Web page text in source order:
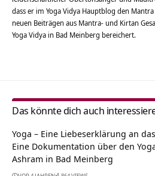
dass er im Yoga Vidya Hauptblog den
neuen Beiträgen aus Mantra- und Kirtan
Yoga Vidya in Bad Meinberg bereichert.
Das könnte dich auch
Yoga – Eine Liebeserklärung an
Eine Dokumentation über den
Ashram in Bad Meinberg